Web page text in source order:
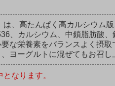
高たんぱく高カルシウム版
、カルシウム、中鎖脂肪酸
な栄養素をバランスよく摂
ヨーグルトに混ぜてもお召し
なります。